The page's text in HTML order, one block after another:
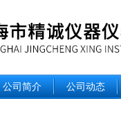
公司简介 公司动态